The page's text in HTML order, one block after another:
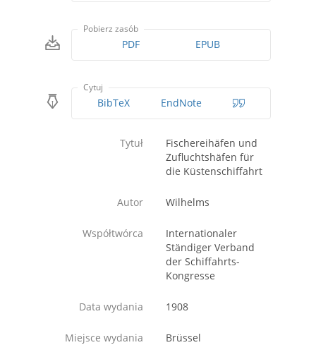
Pobierz zasób
PDF EPUB
Cytuj
BibTeX EndNote
Tytuł
Fischereihäfen und
Zufluchtshäfen für
die Küstenschiffahrt
Autor Wilhelms
Współtwórca
Internationaler
Ständiger Verband
der Schiffahrts-
Kongresse
Data wydania 1908
Miejsce wydania Brüssel